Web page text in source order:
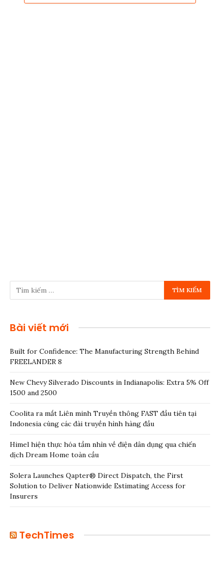
Bài viết mới
Built for Confidence: The Manufacturing Strength Behind
FREELANDER 8
New Chevy Silverado Discounts in Indianapolis: Extra 5% Off
1500 and 2500
Coolita ra mắt Liên minh Truyền thông FAST đầu tiên tại
Indonesia cùng các đài truyền hình hàng đầu
Himel hiện thực hóa tầm nhìn về điện dân dụng qua chiến
dịch Dream Home toàn cầu
Solera Launches Qapter® Direct Dispatch, the First
Solution to Deliver Nationwide Estimating Access for
Insurers
TechTimes